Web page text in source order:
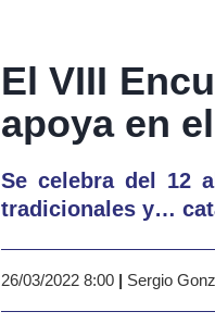
El VIII
apoya en
Se celebra del 12
tradicionales y…
26/03/2022 8:00 | Sergio